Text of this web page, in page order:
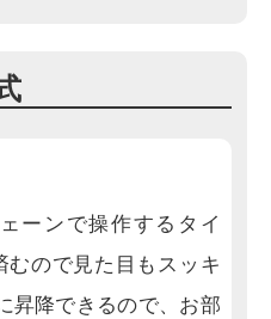
ーンで操作するタイ
むので見た目もスッキ
昇降できるので、お部